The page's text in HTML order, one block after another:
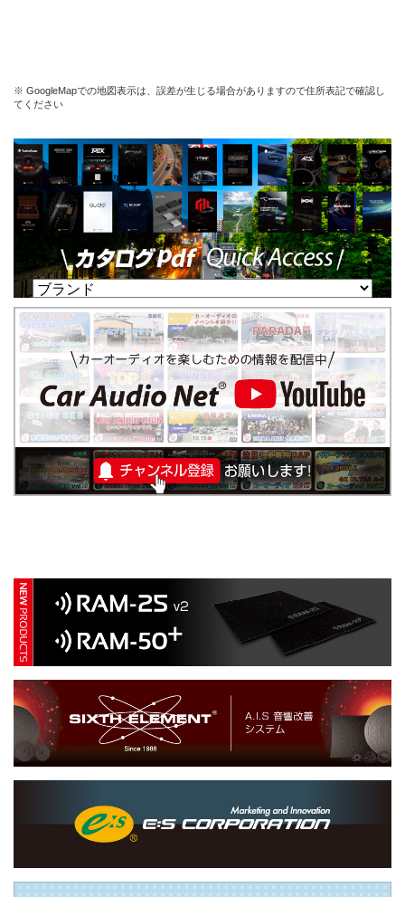
※ GoogleMapでの地図表示は、誤差が生じる場合がありますので住所表記で確認し
てください